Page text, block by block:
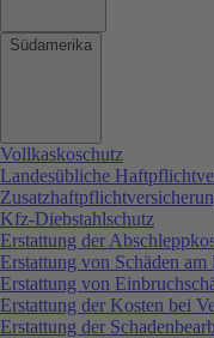
Südamerika
Vollkaskoschutz
Landesübliche
Kfz-Diebstahlschutz
Erstattung der
Erstattung von Schäden am
Erstattung von
Erstattung der Kosten bei
Erstattung der